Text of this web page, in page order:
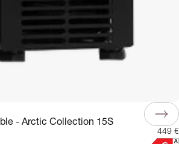
- Arctic Collection 15S
449 €